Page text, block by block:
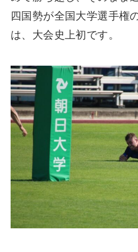
四国勢が全国大学選手権
は、大会史上初です。